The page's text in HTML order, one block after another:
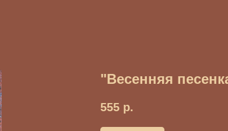
"Весенняя
555 р.